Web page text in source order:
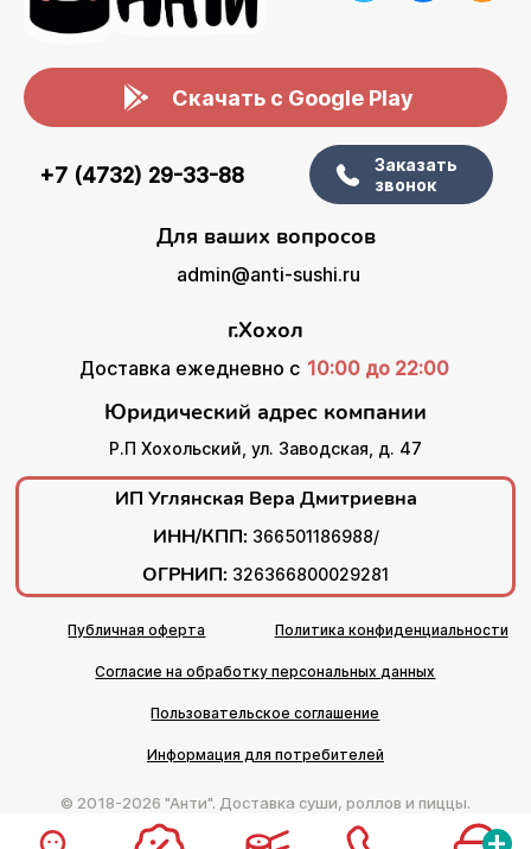
Скачать с Google Play
+7 (4732) 29-33-88
Заказать
звонок
Для ваших вопросов
admin@anti-sushi.ru
г.Хохол
Доставка ежедневно с 10:00 до 22:00
Юридический адрес компании
Р.П Хохольский, ул. Заводская, д. 47
ИП Углянская Вера Дмитриевна
ИНН/КПП: 366501186988/
ОГРНИП: 326366800029281
Публичная оферта Политика конфиденциальности
Согласие на обработку персональных данных
Пользовательское соглашение
Информация для потребителей
© 2018-2026 "Анти". Доставка суши, роллов и пиццы.